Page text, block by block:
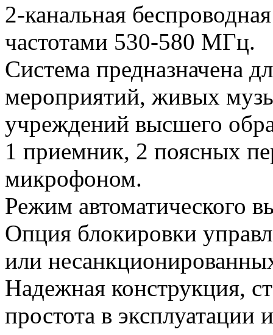
2-канальная
частотами 530-580 МГц.
Система предназначена
мероприятий, живых
учреждений высшего
1 приемник, 2 поясных
микрофоном.
Режим автоматического
Опция блокировки
или
Надежная конструкция,
простота в эксплуатации